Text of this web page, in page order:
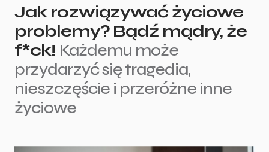
Jak rozwiązywać życiowe
problemy? Bądź mądry, że
f*ck! Każdemu może
przydarzyć się tragedia,
nieszczęście i przeróżne inne
życiowe